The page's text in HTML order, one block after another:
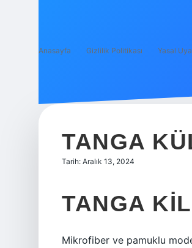
Anasayfa Gizlilik Politikası Yasal
TANGA
Tarih: Aralık 13, 2024
TANGA
Mikrofiber ve pamuklu